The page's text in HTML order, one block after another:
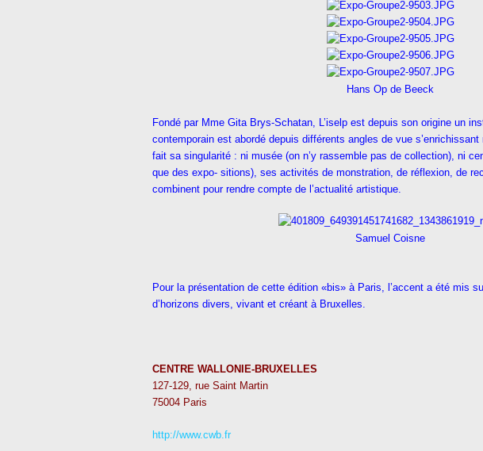
Hans Op de Beeck
Fondé par Mme Gita Brys-Schatan, L’iselp est depuis son origine un
contemporain est abordé depuis différents angles de vue
fait sa singularité : ni musée (on n’y rassemble pas de collection), ni
que des expo- sitions), ses activités de monstration, de réflexion, de
combinent pour rendre compte de l’actualité artistique.
Samuel Coisne
Pour la présentation de cette édition «bis» à Paris, l’accent a été mis
d’horizons divers, vivant et créant à Bruxelles.
CENTRE WALLONIE-BRUXELLES
127-129, rue Saint Martin
75004 Paris
http://www.cwb.fr